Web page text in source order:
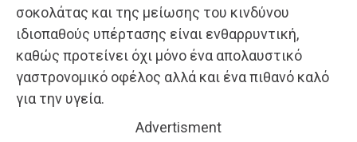
σοκολάτας και της μείωσης του κινδύνου
ιδιοπαθούς υπέρτασης είναι ενθαρρυντική,
καθώς προτείνει όχι μόνο ένα απολαυστικό
γαστρονομικό οφέλος αλλά και ένα πιθανό καλό
για την υγεία.
Advertisment